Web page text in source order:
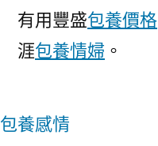
有用豐盛包養價格
涯包養情婦 。
包養感情